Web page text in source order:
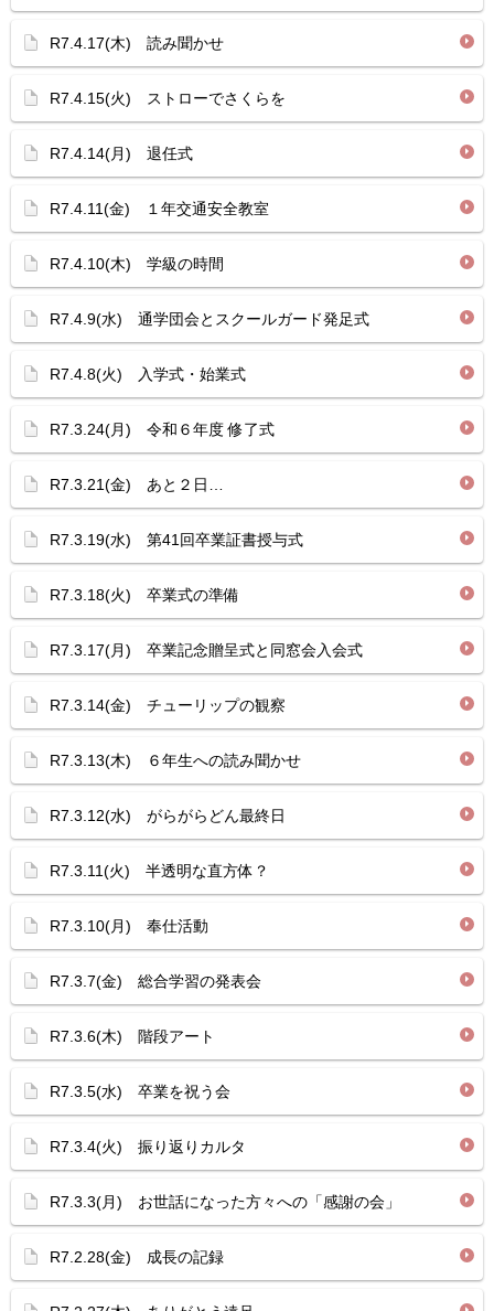
R7.4.17(木) 読み聞かせ
R7.4.15(火) ストローでさくらを
R7.4.14(月) 退任式
R7.4.11(金) １年交通安全教室
R7.4.10(木) 学級の時間
R7.4.9(水) 通学団会とスクールガード発足式
R7.4.8(火) 入学式・始業式
R7.3.24(月) 令和６年度 修了式
R7.3.21(金) あと２日…
R7.3.19(水) 第41回卒業証書授与式
R7.3.18(火) 卒業式の準備
R7.3.17(月) 卒業記念贈呈式と同窓会入会式
R7.3.14(金) チューリップの観察
R7.3.13(木) ６年生への読み聞かせ
R7.3.12(水) がらがらどん最終日
R7.3.11(火) 半透明な直方体？
R7.3.10(月) 奉仕活動
R7.3.7(金) 総合学習の発表会
R7.3.6(木) 階段アート
R7.3.5(水) 卒業を祝う会
R7.3.4(火) 振り返りカルタ
R7.3.3(月) お世話になった方々への「感謝の会」
R7.2.28(金) 成長の記録